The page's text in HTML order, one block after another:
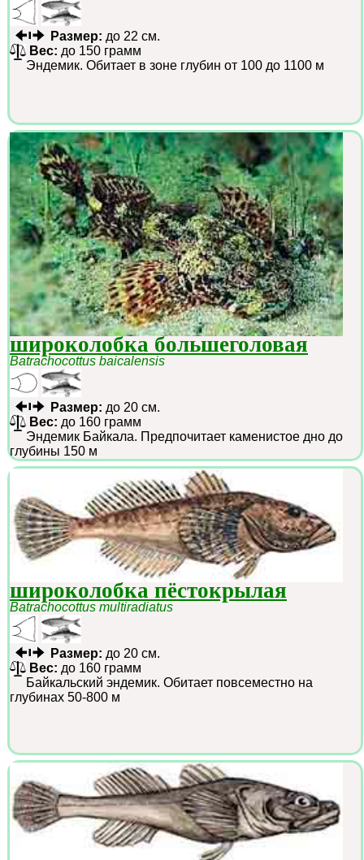
Размер: до 22 см.
Вес: до 150 грамм
Эндемик. Обитает в зоне глубин от 100 до 1100 м
широколобка большеголовая
Batrachocottus baicalensis
Размер: до 20 см.
Вес: до 160 грамм
Эндемик Байкала. Предпочитает каменистое дно до
глубины 150 м
широколобка пёстокрылая
Batrachocottus multiradiatus
Размер: до 20 см.
Вес: до 160 грамм
Байкальский эндемик. Обитает повсеместно на
глубинах 50-800 м